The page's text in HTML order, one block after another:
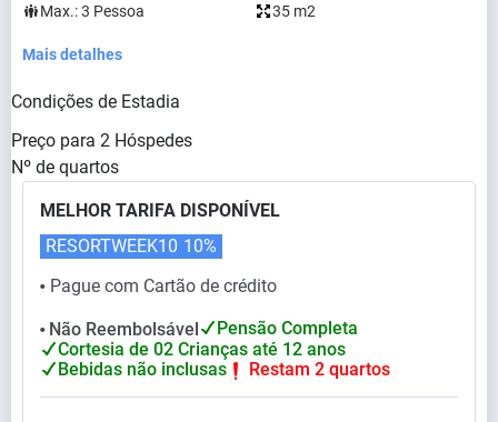
Max.:3 Pessoa 35 m2
Mais detalhes
Condições de Estadia
Preço para 2 Hóspedes
Nº de quartos
MELHOR TARIFA DISPONÍVEL
⬤ Pague com Cartão de crédito
RESORTWEEK10 10%
⬤ Não Reembolsável
Pensão Completa
Cortesia de 02 Crianças até 12 anos
Bebidas não inclusas
Restam 2 quartos